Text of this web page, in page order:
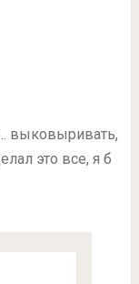
выковыривать,
это все, я б